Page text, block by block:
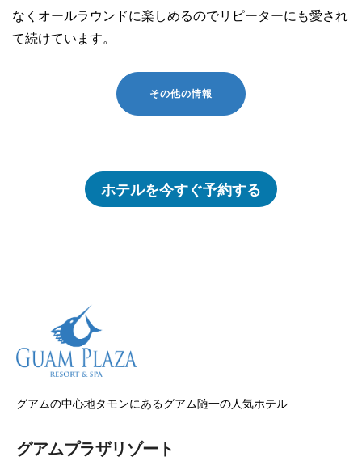
なくオールラウンドに楽しめるのでリピーターにも愛され
て続けています。
ホテルを今すぐ予約する
グアムの中心地タモンにあるグアム随一の人気ホテル
グアムプラザリゾート